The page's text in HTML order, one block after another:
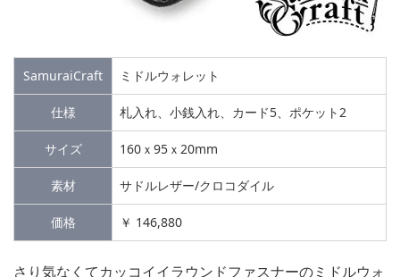
SamuraiCraft ミドルウォレット
仕様 札入れ、小銭入れ、カード5、ポケット2
サイズ 160ｘ95ｘ20mm
素材 サドルレザー/クロコダイル
価格 ￥ 146,880
さり気なくてカッコイイラウンドファスナーのミドルウォ